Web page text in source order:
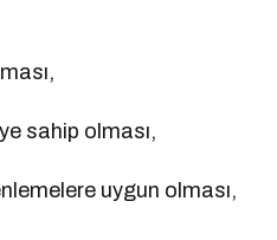
sahip olması,
uygun olması,